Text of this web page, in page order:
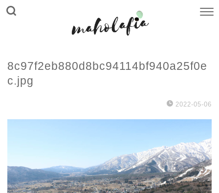
8c97f2eb880d8bc94114bf940a25f0e
c.jpg
2022-05-06